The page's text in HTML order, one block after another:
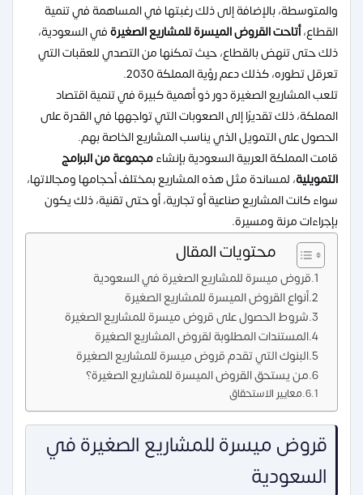
والمتوسطة، بالإضافة إلى ذلك رغبتها في المساهمة في تنمية
القطاع،أتاحت القروض الميسرة للمشاريع الصغيرةفي السعودية،
ذلك حتى تنهض بالقطاع، حيث تمكنها من التصدي للعقبات التي
تعرقل تطوره، كذلك دعم رؤية المملكة 2030.
تلعب المشاريع الصغيرة دور ذو أهمية كبيرة في تنمية اقتصاد
المملكة، ذلك تقديرًا إلى الصعوبات التي تواجهها في القدرة على
الحصول على التمويل الذي يناسب المشاريع الخاصة بهم.
قامت المملكة العربية السعودية بإنشاءمجموعة من البرامج
التمويلية، لمساندة مثل هذه المشاريع بمختلف أحجامها ومجالاتها،
سواء كانت المشاريع صناعية أو تجارية، أو حتى تقنية، ذلك يكون
بإجراءات مرنة ومسيرة.
محتويات المقال
قروض ميسرة للمشاريع الصغيرة في السعودية
أنواع القروض الميسرة للمشاريع الصغيرة
شروط الحصول على قروض ميسرة للمشاريع الصغيرة
المستندات المطلوبة لقروض المشاريع الصغيرة
البنوك التي تقدم قروض ميسرة للمشاريع الصغيرة
من يستحق القروض الميسرة للمشاريع الصغيرة؟
معايير الاستحقاق
قروض ميسرة للمشاريع الصغيرة في
السعودية